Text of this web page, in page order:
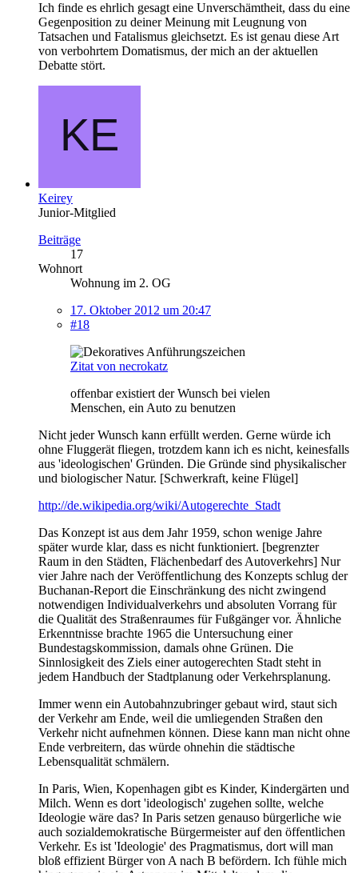
Ich finde es ehrlich gesagt eine Unverschämtheit, dass du eine
Gegenposition zu deiner Meinung mit Leugnung von
Tatsachen und Fatalismus gleichsetzt. Es ist genau diese Art
von verbohrtem Domatismus, der mich an der aktuellen
Debatte stört.
Keirey
Junior-Mitglied
Beiträge
17
Wohnort
Wohnung im 2. OG
17. Oktober 2012 um 20:47
#18
Zitat von necrokatz
offenbar existiert der Wunsch bei vielen
Menschen, ein Auto zu benutzen
Nicht jeder Wunsch kann erfüllt werden. Gerne würde ich
ohne Fluggerät fliegen, trotzdem kann ich es nicht, keinesfalls
aus 'ideologischen' Gründen. Die Gründe sind physikalischer
und biologischer Natur. [Schwerkraft, keine Flügel]
http://de.wikipedia.org/wiki/Autogerechte_Stadt
Das Konzept ist aus dem Jahr 1959, schon wenige Jahre
später wurde klar, dass es nicht funktioniert. [begrenzter
Raum in den Städten, Flächenbedarf des Autoverkehrs] Nur
vier Jahre nach der Veröffentlichung des Konzepts schlug der
Buchanan-Report die Einschränkung des nicht zwingend
notwendigen Individualverkehrs und absoluten Vorrang für
die Qualität des Straßenraumes für Fußgänger vor. Ähnliche
Erkenntnisse brachte 1965 die Untersuchung einer
Bundestagskommission, damals ohne Grünen. Die
Sinnlosigkeit des Ziels einer autogerechten Stadt steht in
jedem Handbuch der Stadtplanung oder Verkehrsplanung.
Immer wenn ein Autobahnzubringer gebaut wird, staut sich
der Verkehr am Ende, weil die umliegenden Straßen den
Verkehr nicht aufnehmen können. Diese kann man nicht ohne
Ende verbreitern, das würde ohnehin die städtische
Lebensqualität schmälern.
In Paris, Wien, Kopenhagen gibt es Kinder, Kindergärten und
Milch. Wenn es dort 'ideologisch' zugehen sollte, welche
Ideologie wäre das? In Paris setzen genauso bürgerliche wie
auch sozialdemokratische Bürgermeister auf den öffentlichen
Verkehr. Es ist 'Ideologie' des Pragmatismus, dort will man
bloß effizient Bürger von A nach B befördern. Ich fühle mich